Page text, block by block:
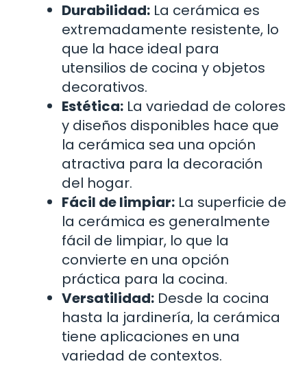
Durabilidad: La cerámica es
extremadamente resistente, lo
que la hace ideal para
utensilios de cocina y objetos
decorativos.
Estética: La variedad de colores
y diseños disponibles hace que
la cerámica sea una opción
atractiva para la decoración
del hogar.
Fácil de limpiar: La superficie de
la cerámica es generalmente
fácil de limpiar, lo que la
convierte en una opción
práctica para la cocina.
Versatilidad: Desde la cocina
hasta la jardinería, la cerámica
tiene aplicaciones en una
variedad de contextos.